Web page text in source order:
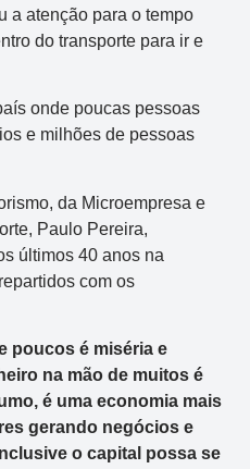
a atenção para o tempo
do transporte para ir e
onde poucas pessoas
e milhões de pessoas
da Microempresa e
Paulo Pereira,
últimos 40 anos na
com os
poucos é miséria e
na mão de muitos é
é uma economia mais
gerando negócios e
o capital possa se